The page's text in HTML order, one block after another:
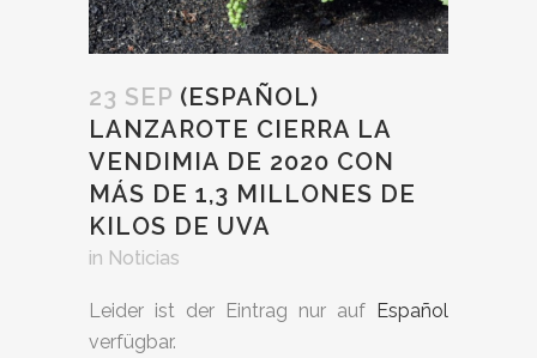
23 SEP (ESPAÑOL)
LANZAROTE CIERRA LA
VENDIMIA DE 2020 CON
MÁS DE 1,3 MILLONES DE
KILOS DE UVA
in Noticias
Leider ist der Eintrag nur auf Español
verfügbar.